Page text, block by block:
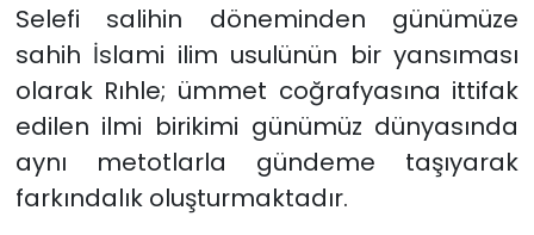
Selefi salihin döneminden günümüze
sahih İslami ilim usulünün bir yansıması
olarak Rıhle; ümmet coğrafyasına ittifak
edilen ilmi birikimi günümüz dünyasında
aynı metotlarla gündeme taşıyarak
farkındalık oluşturmaktadır.